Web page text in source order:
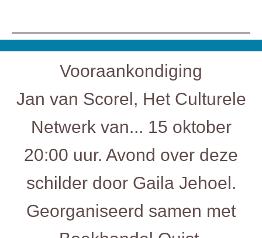
Vooraankondiging
Jan van Scorel, Het Culturele
Netwerk van... 15 oktober
20:00 uur. Avond over deze
schilder door Gaila Jehoel.
Georganiseerd samen met